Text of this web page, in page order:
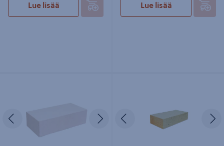
Lue lisää Lue lisää
Edellinen SeuraavaEdellinen